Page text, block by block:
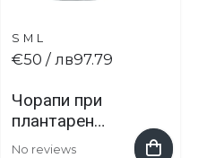
S M L
Чорапи при
плантарен
фасциит FS4 на
No reviews
€50 / лв97.79